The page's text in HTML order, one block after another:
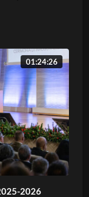
01:24:26
2026